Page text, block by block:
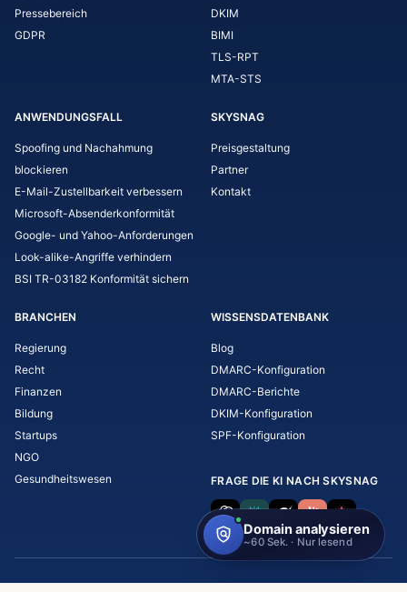
Pressebereich
GDPR
DKIM
BIMI
TLS-RPT
MTA-STS
ANWENDUNGSFALL
Spoofing und Nachahmung
blockieren
E-Mail-Zustellbarkeit verbessern
Microsoft-Absenderkonformität
Google- und Yahoo-Anforderungen
Look-alike-Angriffe verhindern
BSI TR-03182 Konformität sichern
SKYSNAG
Preisgestaltung
Partner
Kontakt
BRANCHEN
Regierung
Recht
Finanzen
Bildung
Startups
NGO
Gesundheitswesen
WISSENSDATENBANK
Blog
DMARC-Konfiguration
DMARC-Berichte
DKIM-Konfiguration
SPF-Konfiguration
FRAGE DIE KI NACH SKYSNAG